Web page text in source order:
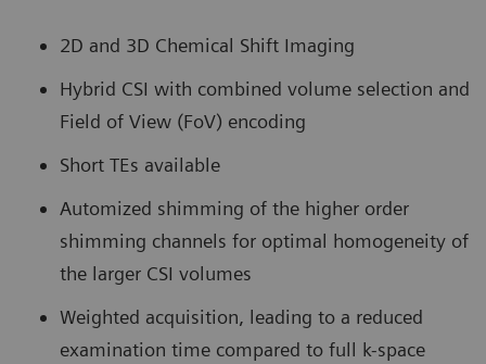
2D and 3D Chemical Shift Imaging
Hybrid CSI with combined volume selection and
Field of View (FoV) encoding
Short TEs available
Automized shimming of the higher order
shimming channels for optimal homogeneity of
the larger CSI volumes
Weighted acquisition, leading to a reduced
examination time compared to full k-space